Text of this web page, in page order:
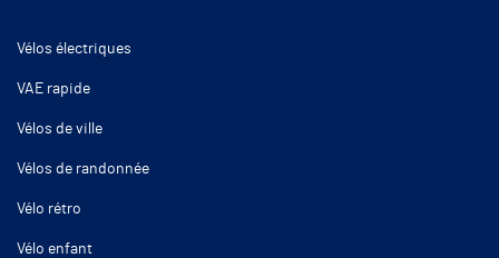
Vélos électriques
VAE rapide
Vélos de ville
Vélos de randonnée
Vélo rétro
Vélo enfant